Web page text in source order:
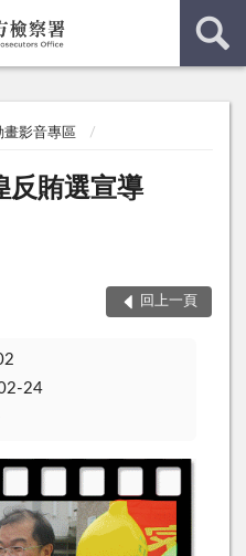
畫影音專區
反賄選宣導
回上一頁
24